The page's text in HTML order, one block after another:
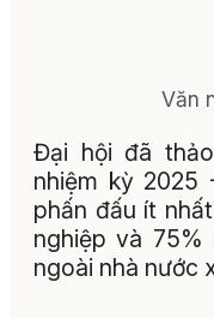
Văn
Đại hội đã
nhiệm kỳ 2025
phấn đấu ít
nghiệp và
ngoài nhà nước